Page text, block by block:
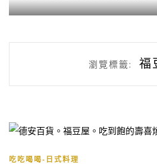
瀏覽標籤: 福
吃吃喝喝-日式料理